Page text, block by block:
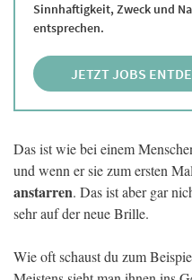
Sinnhaftigkeit, Zweck und
entsprechen.
JETZT JOBS
Das ist wie bei einem
und wenn er sie zum ersten
anstarren. Das ist aber gar
sehr auf der neue Brille.
Wie oft schaust du zum